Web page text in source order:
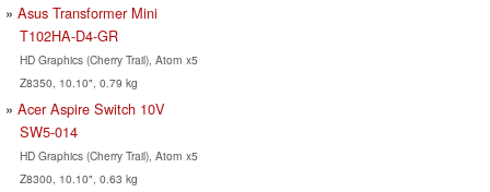
Asus Transformer Mini
T102HA-D4-GR
HD Graphics (Cherry Trail), Atom x5
Z8350, 10.10", 0.79 kg
Acer Aspire Switch 10V
SW5-014
HD Graphics (Cherry Trail), Atom x5
Z8300, 10.10", 0.63 kg